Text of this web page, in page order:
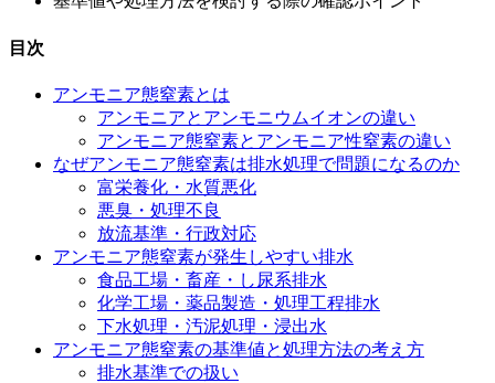
目次
アンモニア態窒素とは
アンモニアとアンモニウムイオンの違い
アンモニア態窒素とアンモニア性窒素の違い
なぜアンモニア態窒素は排水処理で問題になるのか
富栄養化・水質悪化
悪臭・処理不良
放流基準・行政対応
アンモニア態窒素が発生しやすい排水
食品工場・畜産・し尿系排水
化学工場・薬品製造・処理工程排水
下水処理・汚泥処理・浸出水
アンモニア態窒素の基準値と処理方法の考え方
排水基準での扱い